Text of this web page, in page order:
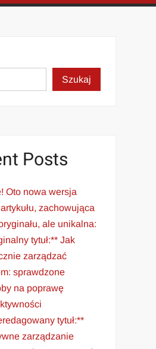
Szukaj
Posts
Oto nowa wersja
artykułu, zachowująca
ale unikalna:
tytuł:** Jak
zarządzać
sprawdzone
na poprawę
tytuł:**
zarządzanie